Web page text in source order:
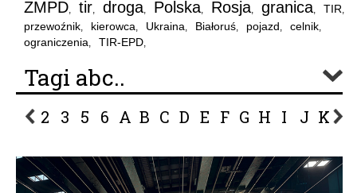
ZMPD, tir, droga, Polska, Rosja, granica, TIR,
przewoźnik, kierowca, Ukraina, Białoruś, pojazd, celnik,
ograniczenia, TIR-EPD,
Tagi abc..
2 3 5 6 A B C D E F G H I J K L